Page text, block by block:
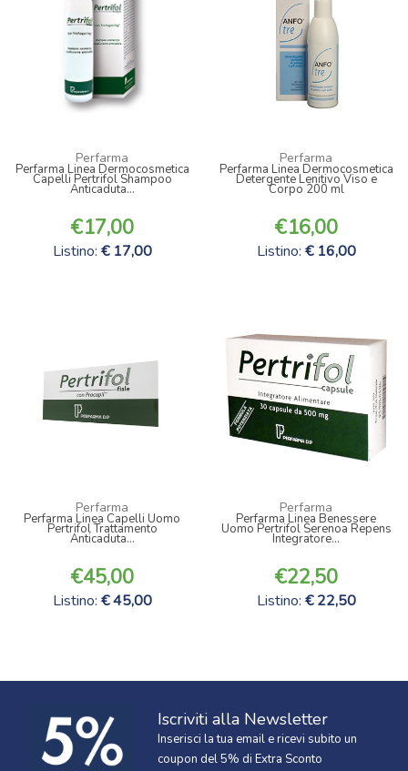
Perfarma
Perfarma Linea Dermocosmetica
Capelli Pertrifol Shampoo
Anticaduta...
17,00
Listino: 17,00
Perfarma
Perfarma Linea Dermocosmetica
Detergente Lenitivo Viso e
Corpo 200 ml
16,00
Listino: 16,00
Perfarma
Perfarma Linea Capelli Uomo
Pertrifol Trattamento
Anticaduta...
45,00
Listino: 45,00
Perfarma
Perfarma Linea Benessere
Uomo Pertrifol Serenoa Repens
Integratore...
22,50
Listino: 22,50
Iscriviti alla Newsletter
Inserisci la tua email e ricevi subito un
coupon del 5% di Extra Sconto